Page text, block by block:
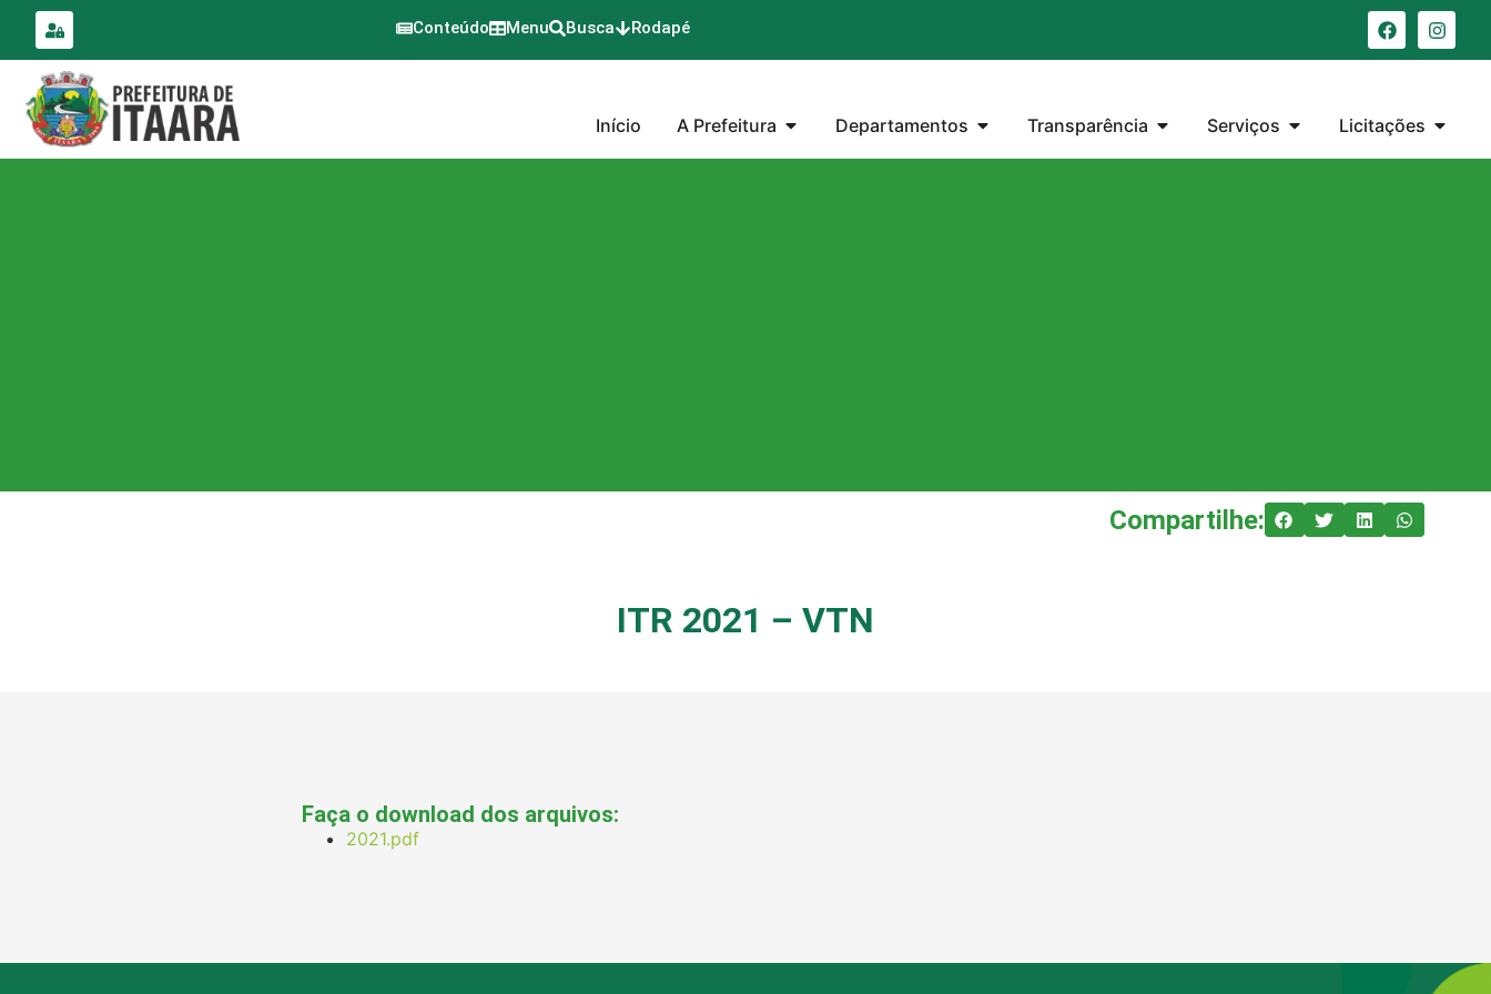
conteúdo
Conteúdo Menu Busca Rodapé
Início A Prefeitura Departamentos Transparência Serviços Licitações
Compartilhe:
ITR 2021 – VTN
Faça o download dos arquivos:
2021.pdf